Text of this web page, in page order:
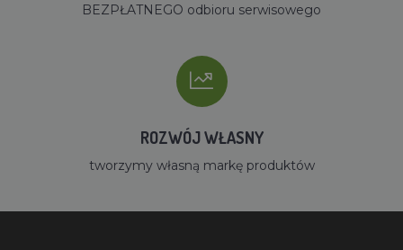
BEZPŁATNEGO odbioru serwisowego
ROZWÓJ WŁASNY
tworzymy własną markę produktów